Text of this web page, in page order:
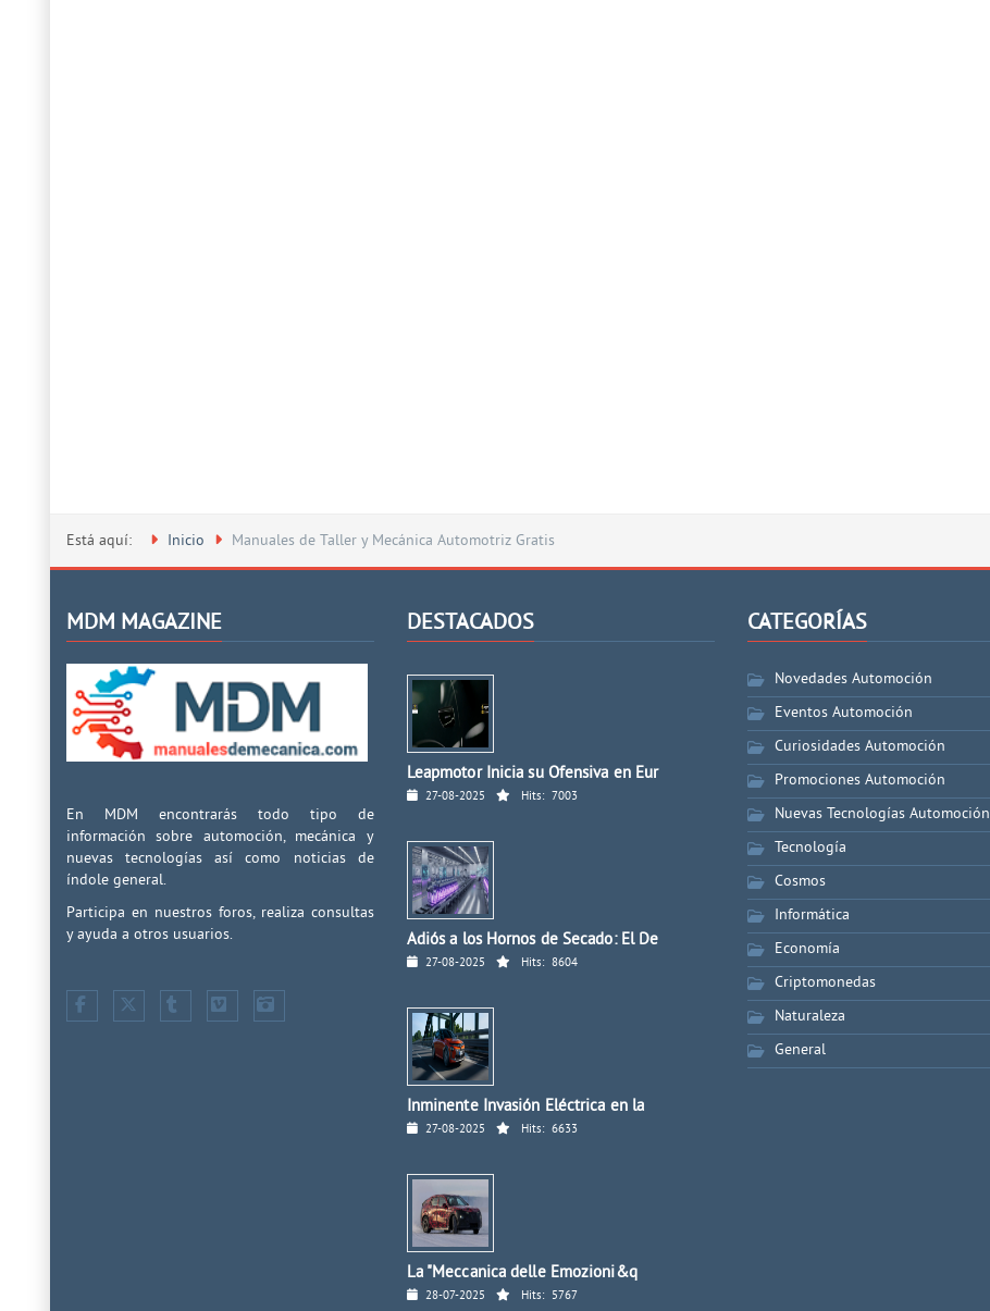
Está aquí: Inicio Manuales de Taller y Mecánica Automotriz Gratis
MDM MAGAZINE
En MDM encontrarás todo tipo de
información sobre automoción, mecánica y
nuevas tecnologías así como noticias de
índole general.
Participa en nuestros foros, realiza consultas
y ayuda a otros usuarios.
DESTACADOS
Leapmotor Inicia su Ofensiva en Eur
27-08-2025 Hits: 7003
Adiós a los Hornos de Secado: El De
27-08-2025 Hits: 8604
Inminente Invasión Eléctrica en la
27-08-2025 Hits: 6633
La "Meccanica delle Emozioni&q
28-07-2025 Hits: 5767
CATEGORÍAS
Novedades Automoción
Eventos Automoción
Curiosidades Automoción
Promociones Automoción
Nuevas Tecnologías Automoción
Tecnología
Cosmos
Informática
Economía
Criptomonedas
Naturaleza
General